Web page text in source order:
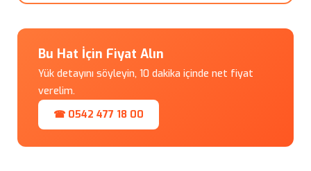
Bu Hat İçin Fiyat Alın
Yük detayını söyleyin, 10 dakika içinde net fiyat
verelim.
☎ 0542 477 18 00